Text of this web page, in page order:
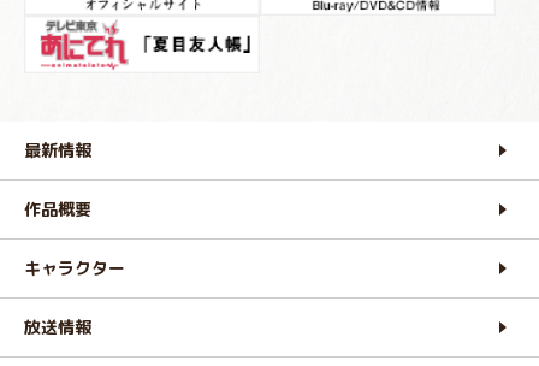
最新情報
作品概要
キャラクター
放送情報